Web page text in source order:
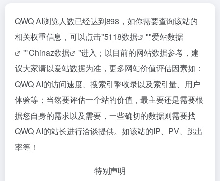
QWQ AI浏览人数已经达到898，如你需要查询该站的
相关权重信息，可以点击"5118数据 ""爱站数据
""Chinaz数据
"进入；以目前的网站数据参考，建
议大家请以爱站数据为准，更多网站价值评估因素如：
QWQ AI的访问速度、搜索引擎收录以及索引量、用户
体验等；当然要评估一个站的价值，最主要还是需要根
据您自身的需求以及需要，一些确切的数据则需要找
QWQ AI的站长进行洽谈提供。如该站的IP、PV、跳出
率等！
特别声明